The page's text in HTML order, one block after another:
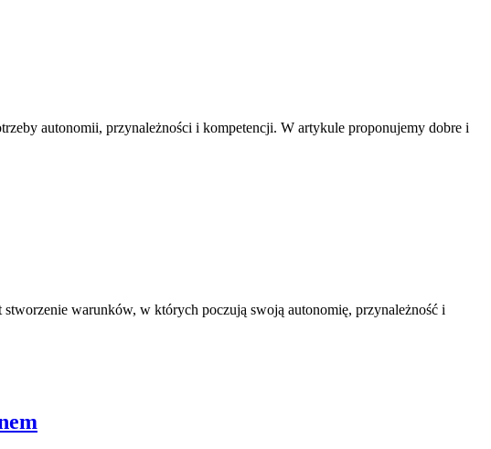
autonomii, przynależności i kompetencji. W artykule proponujemy dobre i
warunków, w których poczują swoją autonomię, przynależność i